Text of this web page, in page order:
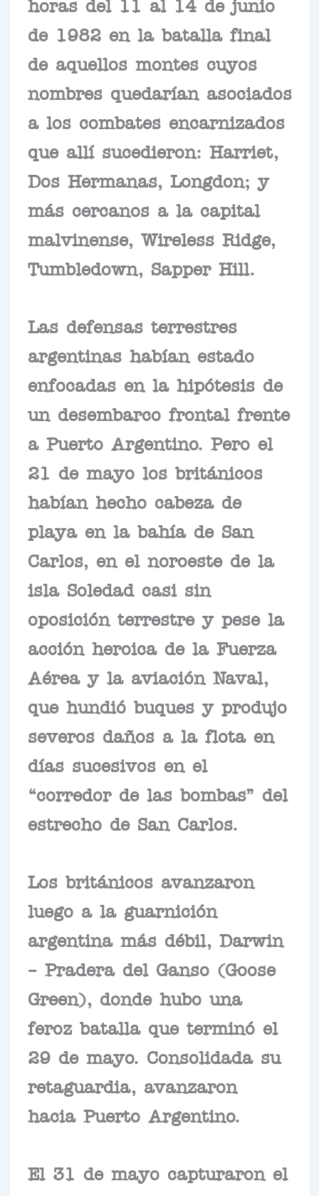
horas del 11 al 14 de junio
de 1982 en la batalla final
de aquellos montes cuyos
nombres quedarían asociados
a los combates encarnizados
que allí sucedieron: Harriet,
Dos Hermanas, Longdon; y
más cercanos a la capital
malvinense, Wireless Ridge,
Tumbledown, Sapper Hill.
Las defensas terrestres
argentinas habían estado
enfocadas en la hipótesis de
un desembarco frontal frente
a Puerto Argentino. Pero el
21 de mayo los británicos
habían hecho cabeza de
playa en la bahía de San
Carlos, en el noroeste de la
isla Soledad casi sin
oposición terrestre y pese la
acción heroica de la Fuerza
Aérea y la aviación Naval,
que hundió buques y produjo
severos daños a la flota en
días sucesivos en el
“corredor de las bombas” del
estrecho de San Carlos.
Los británicos avanzaron
luego a la guarnición
argentina más débil, Darwin
– Pradera del Ganso (Goose
Green), donde hubo una
feroz batalla que terminó el
29 de mayo. Consolidada su
retaguardia, avanzaron
hacia Puerto Argentino.
El 31 de mayo capturaron el